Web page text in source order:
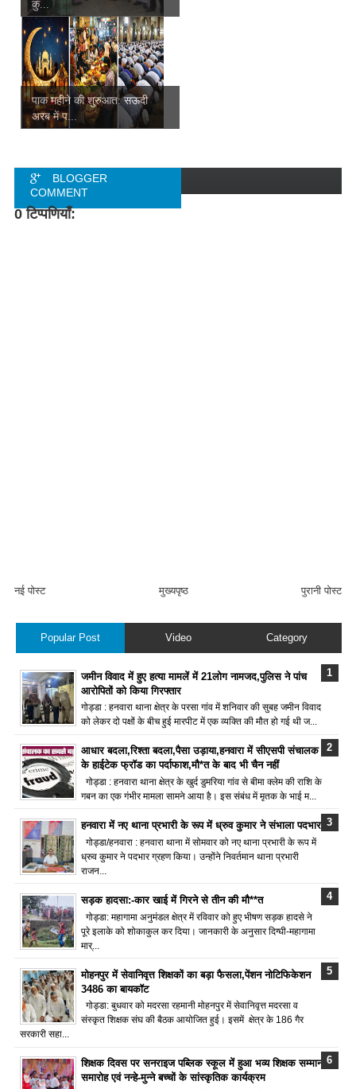
कु...
पाक महीने की शुरुआत: सऊदी
अरब में प...
BLOGGER
COMMENT
0 टिप्पणियाँ:
नई पोस्ट पुरानी पोस्ट
मुख्यपृष्ठ
Popular Post Video Category
जमीन विवाद में हुए हत्या मामलें में 21लोग नामजद,पुलिस ने पांच
आरोपितों को किया गिरफ्तार
गोड्डा : हनवारा थाना क्षेत्र के परसा गांव में शनिवार की सुबह जमीन विवाद
को लेकर दो पक्षों के बीच हुई मारपीट में एक व्यक्ति की मौत हो गई थी ज...
आधार बदला,रिश्ता बदला,पैसा उड़ाया,हनवारा में सीएसपी संचालक
के हाईटेक फ्रॉड का पर्दाफाश,मौ*त के बाद भी चैन नहीं
गोड्डा : हनवारा थाना क्षेत्र के खुर्द डुमरिया गांव से बीमा क्लेम की राशि के
गबन का एक गंभीर मामला सामने आया है। इस संबंध में मृतक के भाई म...
हनवारा में नए थाना प्रभारी के रूप में ध्रुव कुमार ने संभाला पदभार
गोड्डा/हनवारा : हनवारा थाना में सोमवार को नए थाना प्रभारी के रूप में
ध्रुव कुमार ने पदभार ग्रहण किया। उन्होंने निवर्तमान थाना प्रभारी
राजन...
सड़क हादसा:-कार खाई में गिरने से तीन की मौ**त
गोड्डा: महागामा अनुमंडल क्षेत्र में रविवार को हुए भीषण सड़क हादसे ने
पूरे इलाके को शोकाकुल कर दिया। जानकारी के अनुसार दिग्घी-महागामा
मार्...
मोहनपुर में सेवानिवृत्त शिक्षकों का बड़ा फैसला,पेंशन नोटिफिकेशन
3486 का बायकॉट
गोड्डा: बुधवार को मदरसा रहमानी मोहनपुर में सेवानिवृत्त मदरसा व
संस्कृत शिक्षक संघ की बैठक आयोजित हुई। इसमें क्षेत्र के 186 गैर
सरकारी सहा...
शिक्षक दिवस पर सनराइज पब्लिक स्कूल में हुआ भव्य शिक्षक सम्मान
समारोह एवं नन्हे-मुन्ने बच्चों के सांस्कृतिक कार्यक्रम